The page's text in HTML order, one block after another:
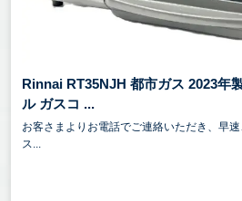
Rinnai RT35NJH 都市ガス 2023年
ル ガスコ ...
お客さまよりお電話でご連絡いただき、早
ス...